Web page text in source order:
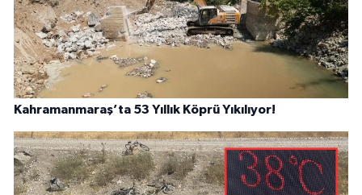
Kahramanmaraş’ta 53 Yıllık Köprü Yıkılıyor!